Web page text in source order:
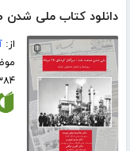
دانلود کتاب ملی شدن
از:
۳۸۴